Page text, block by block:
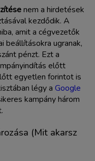
nem a hirdetések
kezdődik. A
amit a cégvezetők
beállításokra ugranak,
pénzt. Ezt a
előtt
egyetlen forintot is
légy a Google
kampány három
(Mit akarsz